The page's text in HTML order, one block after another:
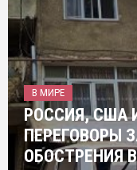
В МИРЕ
РОССИЯ, США
ПЕРЕГОВОРЫ
ОБОСТРЕНИЯ